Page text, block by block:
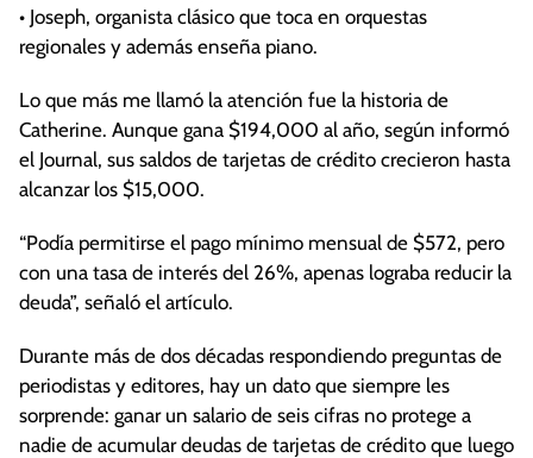
• Joseph, organista clásico que toca en orquestas
regionales y además enseña piano.
Lo que más me llamó la atención fue la historia de
Catherine. Aunque gana $194,000 al año, según informó
el Journal, sus saldos de tarjetas de crédito crecieron hasta
alcanzar los $15,000.
“Podía permitirse el pago mínimo mensual de $572, pero
con una tasa de interés del 26%, apenas lograba reducir la
deuda”, señaló el artículo.
Durante más de dos décadas respondiendo preguntas de
periodistas y editores, hay un dato que siempre les
sorprende: ganar un salario de seis cifras no protege a
nadie de acumular deudas de tarjetas de crédito que luego